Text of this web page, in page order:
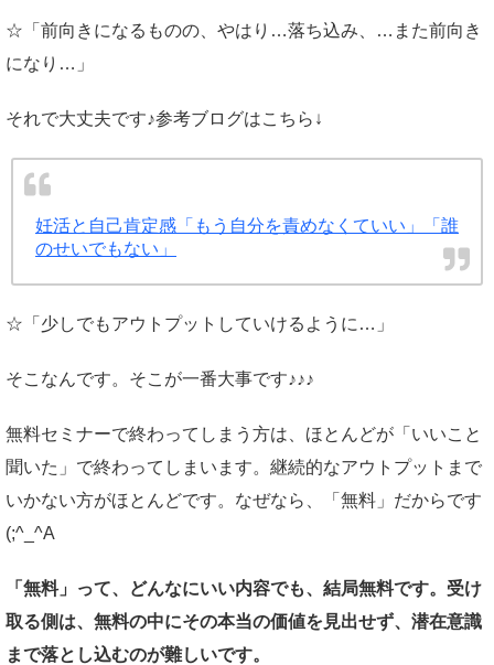
☆「前向きになるものの、やはり…落ち込み、…また前向き
になり…」
それで大丈夫です♪参考ブログはこちら↓
妊活と自己肯定感「もう自分を責めなくていい」「誰
のせいでもない」
☆「少しでもアウトプットしていけるように…」
そこなんです。そこが一番大事です♪♪♪
無料セミナーで終わってしまう方は、ほとんどが「いいこと
聞いた」で終わってしまいます。継続的なアウトプットまで
いかない方がほとんどです。なぜなら、「無料」だからです
(;^_^A
「無料」って、どんなにいい内容でも、結局無料です。受け
取る側は、無料の中にその本当の価値を見出せず、潜在意識
まで落とし込むのが難しいです。